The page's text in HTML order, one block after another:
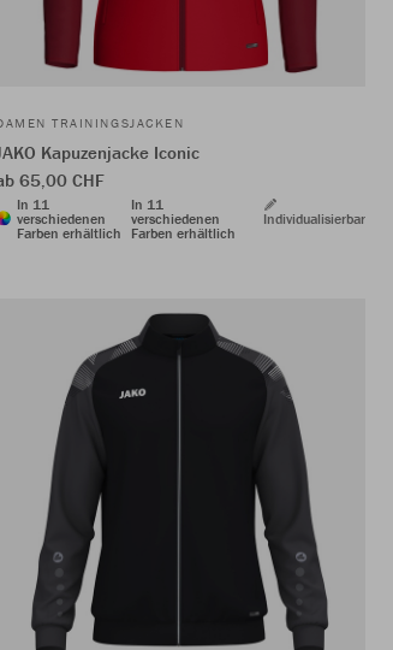
TRAININGSJACKEN
Kapuzenjacke Iconic
65,00 CHF
In 11
verschiedenen
Farben erhältlich
In 11
verschiedenen
Farben erhältlich
Individualisierbar